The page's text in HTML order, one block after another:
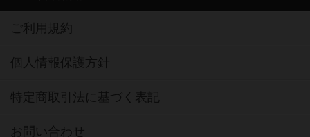
ご利用規約
個人情報保護方針
特定商取引法に基づく表記
お問い合わせ